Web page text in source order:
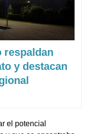
respaldan
y destacan
el potencial